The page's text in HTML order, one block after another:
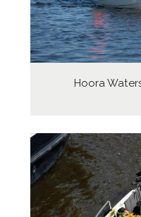
Hoora